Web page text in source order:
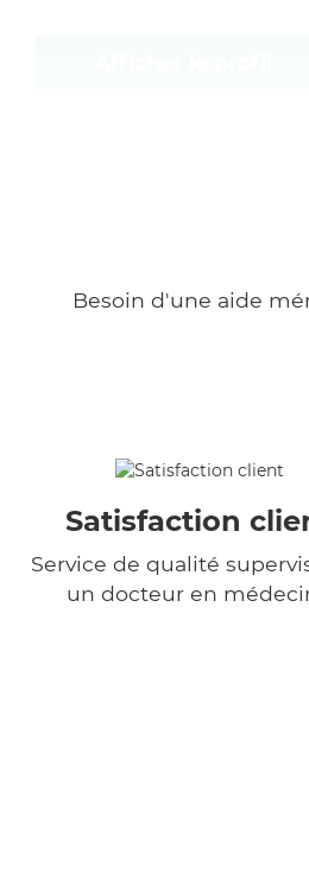
Besoin d'une aide
Satisfaction
Service de qualité
un docteur en